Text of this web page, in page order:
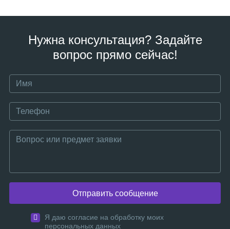
Нужна консультация? Задайте
вопрос прямо сейчас!
Отправить сообщение
Я даю согласие на обработку моих
персональных данных